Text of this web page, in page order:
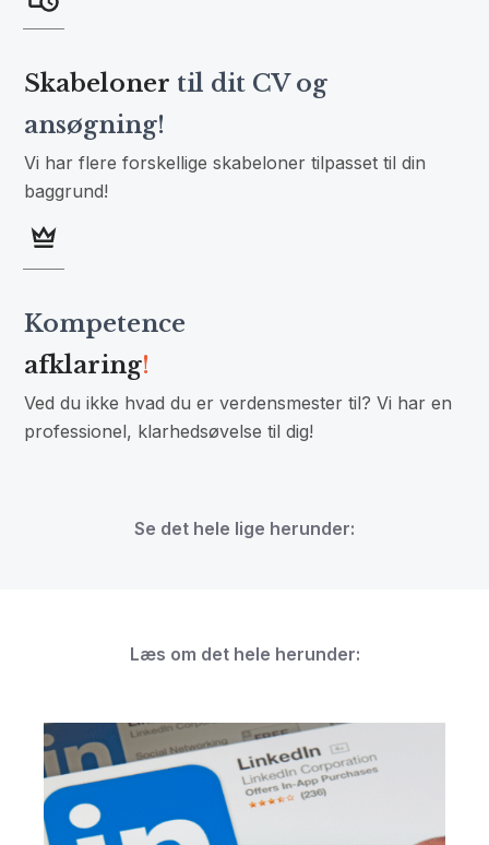
Skabeloner til dit CV og
ansøgning!
Vi har flere forskellige skabeloner tilpasset til din
baggrund!
Kompetence
afklaring!
Ved du ikke hvad du er verdensmester til? Vi har en
professionel, klarhedsøvelse til dig!
Se det hele lige herunder:
Læs om det hele herunder: